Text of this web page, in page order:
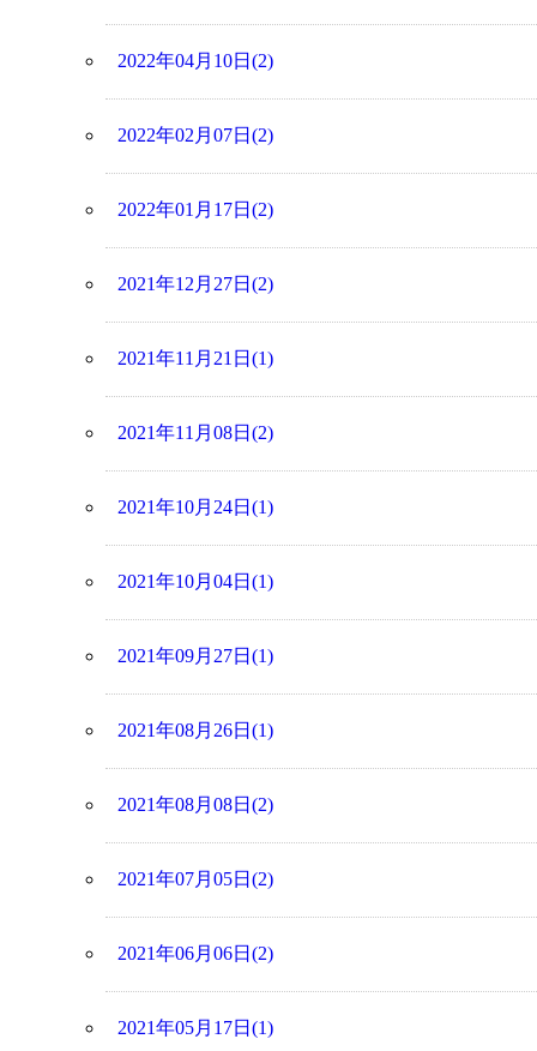
2022年04月10日(2)
2022年02月07日(2)
2022年01月17日(2)
2021年12月27日(2)
2021年11月21日(1)
2021年11月08日(2)
2021年10月24日(1)
2021年10月04日(1)
2021年09月27日(1)
2021年08月26日(1)
2021年08月08日(2)
2021年07月05日(2)
2021年06月06日(2)
2021年05月17日(1)